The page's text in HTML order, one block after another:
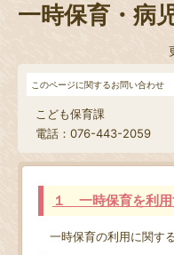
一時保育・病
このページに関するお問い合わせ
こども保育課
電話：076-443-2059
１ 一時保育を利用
一時保育の利用に関す